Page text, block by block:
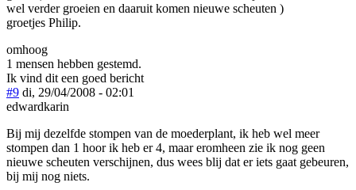
wel verder groeien en daaruit komen nieuwe scheuten )
groetjes Philip.
omhoog
1 mensen hebben gestemd.
Ik vind dit een goed bericht
#9 di, 29/04/2008 - 02:01
edwardkarin
Bij mij dezelfde stompen van de moederplant, ik heb wel meer
stompen dan 1 hoor ik heb er 4, maar eromheen zie ik nog geen
nieuwe scheuten verschijnen, dus wees blij dat er iets gaat gebeuren,
bij mij nog niets.